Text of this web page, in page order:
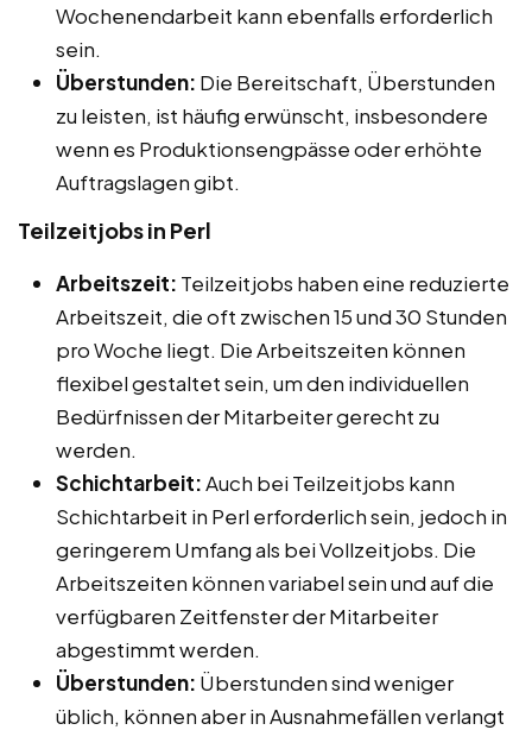
Wochenendarbeit kann ebenfalls erforderlich
sein.
Überstunden: Die Bereitschaft, Überstunden
zu leisten, ist häufig erwünscht, insbesondere
wenn es Produktionsengpässe oder erhöhte
Auftragslagen gibt.
Teilzeitjobs in Perl
Arbeitszeit: Teilzeitjobs haben eine reduzierte
Arbeitszeit, die oft zwischen 15 und 30 Stunden
pro Woche liegt. Die Arbeitszeiten können
flexibel gestaltet sein, um den individuellen
Bedürfnissen der Mitarbeiter gerecht zu
werden.
Schichtarbeit:Auch bei Teilzeitjobs kann
Schichtarbeit in Perl erforderlich sein, jedoch in
geringerem Umfang als bei Vollzeitjobs. Die
Arbeitszeiten können variabel sein und auf die
verfügbaren Zeitfenster der Mitarbeiter
abgestimmt werden.
Überstunden: Überstunden sind weniger
üblich, können aber in Ausnahmefällen verlangt